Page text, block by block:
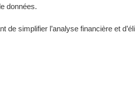
données.
simplifier l’analyse financière et